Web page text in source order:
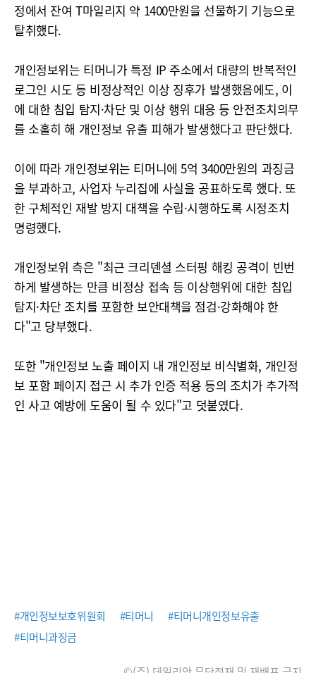
정에서 잔여 T마일리지 약 1400만원을 선물하기 기능으로
탈취했다.
개인정보위는 티머니가 특정 IP 주소에서 대량의 반복적인
로그인 시도 등 비정상적인 이상 징후가 발생했음에도, 이
에 대한 침입 탐지·차단 및 이상 행위 대응 등 안전조치의무
를 소홀히 해 개인정보 유출 피해가 발생했다고 판단했다.
이에 따라 개인정보위는 티머니에 5억 3400만원의 과징금
을 부과하고, 사업자 누리집에 사실을 공표하도록 했다. 또
한 구체적인 재발 방지 대책을 수립·시행하도록 시정조치
명령했다.
개인정보위 측은 "최근 크리덴셜 스터핑 해킹 공격이 빈번
하게 발생하는 만큼 비정상 접속 등 이상행위에 대한 침입
탐지·차단 조치를 포함한 보안대책을 점검·강화해야 한
다"고 당부했다.
또한 "개인정보 노출 페이지 내 개인정보 비식별화, 개인정
보 포함 페이지 접근 시 추가 인증 적용 등의 조치가 추가적
인 사고 예방에 도움이 될 수 있다"고 덧붙였다.
#개인정보보호위원회 #티머니
#티머니개인정보유출
#티머니과징금